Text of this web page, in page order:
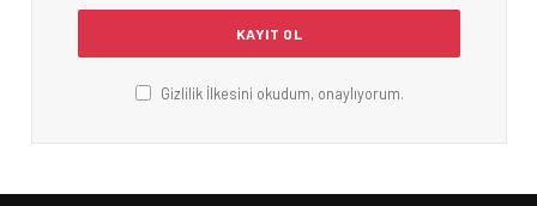
Gizlilik İlkesini okudum, onaylıyorum.